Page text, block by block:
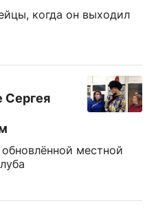
когда он выходил
Сергея
местной